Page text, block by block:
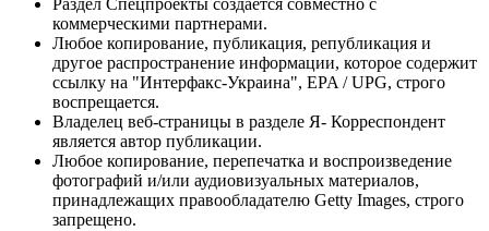
коммерческими партнерами.
Любое копирование, публикация, републикация и
другое распространение информации, которое содержит
ссылку на "Интерфакс-Украина", EPA / UPG, строго
воспрещается.
Владелец веб-страницы в разделе Я- Корреспондент
является автор публикации.
Любое копирование, перепечатка и воспроизведение
фотографий и/или аудиовизуальных материалов,
принадлежащих правообладателю Getty Images, строго
запрещено.